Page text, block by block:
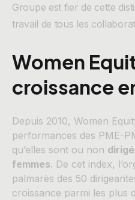
Groupe est fier de cette
travail de tous les
Women
croissance
Depuis 2010, Women
performances des PME-
qu’elles sont ou non
femmes. De cet index,
palmarès des 50
croissance parmi les plus